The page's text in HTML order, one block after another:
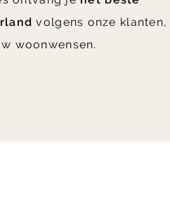
volgens onze klanten,
woonwensen.